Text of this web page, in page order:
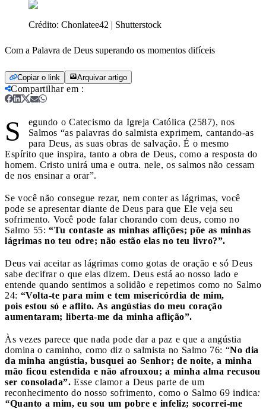
Crédito: Chonlatee42 | Shutterstock
Com a Palavra de Deus superando os momentos difíceis
Copiar o link Arquivar artigo
Compartilhar em :
S
egundo o Catecismo da Igreja Católica (2587), nos
Salmos “as palavras do salmista exprimem, cantando-as
para Deus, as suas obras de salvação. É o mesmo
Espírito que inspira, tanto a obra de Deus, como a resposta do
homem. Cristo unirá uma e outra. nele, os salmos não cessam
de nos ensinar a orar”.
Se você não consegue rezar, nem conter as lágrimas, você
pode se apresentar diante de Deus para que Ele veja seu
sofrimento. Você pode falar chorando com deus, como no
Salmo 55: “Tu contaste as minhas aflições; põe as minhas
lágrimas no teu odre; não estão elas no teu livro?”.
Deus vai aceitar as lágrimas como gotas de oração e só Deus
sabe decifrar o que elas dizem. Deus está ao nosso lado e
entende quando sentimos a solidão e repetimos como no Salmo
24: “Volta‑te para mim e tem misericórdia de mim,
pois estou só e aflito. As angústias do meu coração
aumentaram; liberta‑me da minha aflição”.
Às vezes parece que nada pode dar a paz e que a angústia
domina o caminho, como diz o salmista no Salmo 76: “No dia
da minha angústia, busquei ao Senhor; de noite, a minha
mão ficou estendida e não afrouxou; a minha alma recusou
ser consolada”. Esse clamor a Deus parte de um
reconhecimento do nosso sofrimento, como o Salmo 69 indica:
“Quanto a mim, eu sou um pobre e infeliz; socorrei-me